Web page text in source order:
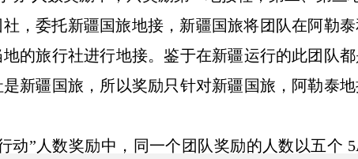
，委托新疆国旅地接，新疆国旅将团队在阿勒
的旅行社进行地接。鉴于在新疆运行的此团队
新疆国旅，所以奖励只针对新疆国旅，阿勒泰
动”人数奖励中，同一个团队奖励的人数以五个